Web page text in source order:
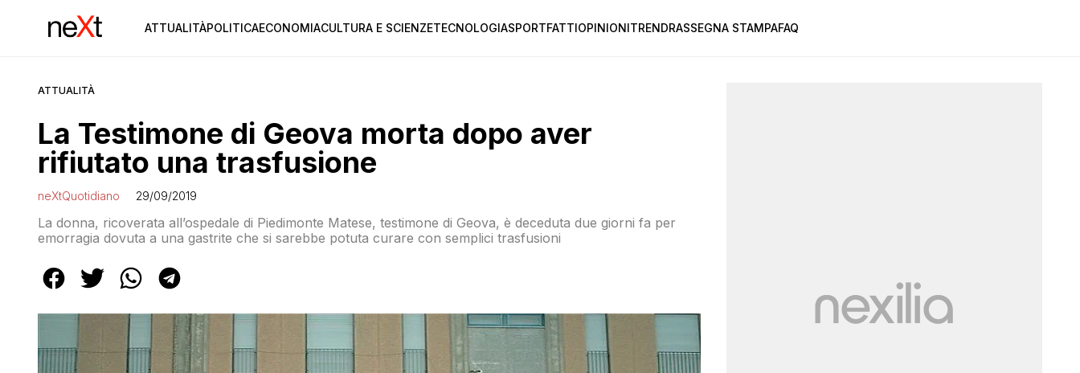
ATTUALITÀPOLITICAECONOMIACULTURA E SCIENZETECNOLOGIASPORTFATTIOPINIONITRENDRASSEGNA STAMPAFAQ
ATTUALITÀ
La Testimone di Geova morta dopo aver
rifiutato una trasfusione
neXtQuotidiano 29/09/2019
La donna, ricoverata all’ospedale di Piedimonte Matese, testimone di Geova, è deceduta due giorni fa per
emorragia dovuta a una gastrite che si sarebbe potuta curare con semplici trasfusioni